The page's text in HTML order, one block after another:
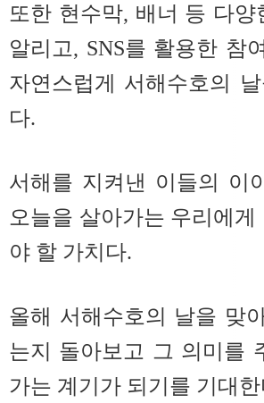
또한 현수막, 배너 등 다
알리고, SNS를 활용한 참
자연스럽게 서해수호의
다.
서해를 지켜낸 이들의 이
오늘을 살아가는 우리에
야 할 가치다.
올해 서해수호의 날을 맞
는지 돌아보고 그 의미를
가는 계기가 되기를 기대한